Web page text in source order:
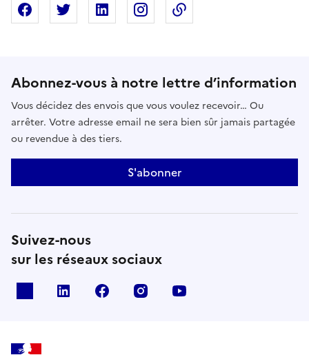
Partager sur Facebook
Partager sur XPartager sur Linkedin
Partager sur Instagram
Abonnez-vous à notre lettre d’information
Vous décidez des envois que vous voulez recevoir… Ou
arrêter. Votre adresse email ne sera bien sûr jamais partagée
ou revendue à des tiers.
S'abonner
Suivez-nous
sur les réseaux sociaux
linkedin facebook instagram